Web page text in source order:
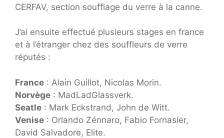
CERFAV, section soufflage du verre à la canne.
J’ai ensuite effectué plusieurs stages en france
et à l’étranger chez des souffleurs de verre
réputés :
France : Alain Guillot, Nicolas Morin.
Norvège : MadLadGlassverk.
Seatle : Mark Eckstrand, John de Witt.
Venise : Orlando Zénnaro, Fabio Fornasier,
David Salvadore, Elite.